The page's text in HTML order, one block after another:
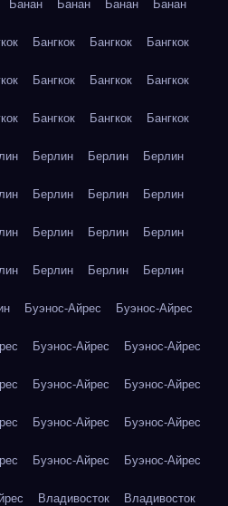
Банан Банан Банан Банан
Бангкок Бангкок Бангкок
Бангкок Бангкок Бангкок
Бангкок Бангкок Бангкок
Берлин Берлин Берлин
Берлин Берлин Берлин
Берлин Берлин Берлин
Берлин Берлин Берлин
Буэнос-Айрес Буэнос-Айрес
Буэнос-Айрес Буэнос-Айрес
Буэнос-Айрес Буэнос-Айрес
Буэнос-Айрес Буэнос-Айрес
Буэнос-Айрес Буэнос-Айрес
Владивосток Владивосток